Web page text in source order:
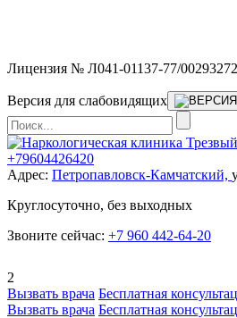
Лицензия № Л041-01137-77/00293272
Версия для слабовидящих
+79604426420
Адрес: Петропавловск-Камчатский,
Круглосуточно, без выходных
Звоните сейчас: +7 960 442-64-20
2
Вызвать врача Бесплатная
Вызвать врача Бесплатная